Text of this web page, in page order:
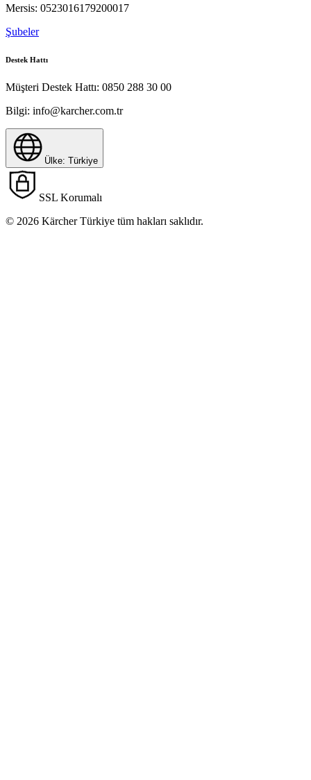
Mersis: 0523016179200017
Şubeler
Destek Hattı
Müşteri Destek Hattı: 0850 288 30 00
Bilgi: info@karcher.com.tr
Ülke: Türkiye
SSL Korumalı
© 2026 Kärcher Türkiye tüm hakları saklıdır.